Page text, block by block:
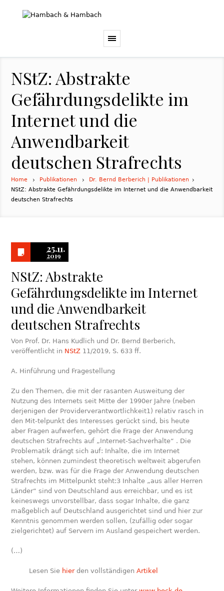
NStZ: Abstrakte
Gefährdungsdelikte im
Internet und die
Anwendbarkeit
deutschen Strafrechts
Home Publikationen
Dr. Bernd Berberich | Publikationen
NStZ: Abstrakte Gefährdungsdelikte im Internet und die Anwendbarkeit
deutschen Strafrechts
25.11.
2019
NStZ: Abstrakte
Gefährdungsdelikte im Internet
und die Anwendbarkeit
deutschen Strafrechts
Von Prof. Dr. Hans Kudlich und Dr. Bernd Berberich,
veröffentlicht in NStZ 11/2019, S. 633 ff.
A. Hinführung und Fragestellung
Zu den Themen, die mit der rasanten Ausweitung der
Nutzung des Internets seit Mitte der 1990er Jahre (neben
derjenigen der Providerverantwortlichkeit1) relativ rasch in
den Mit-telpunkt des Interesses gerückt sind, bis heute
aber Fragen aufwerfen, gehört die Frage der Anwendung
deutschen Strafrechts auf „Internet-Sachverhalte“ . Die
Problematik drängt sich auf: Inhalte, die im Internet
stehen, können zumindest theoretisch weltweit abgerufen
werden, bzw. was für die Frage der Anwendung deutschen
Strafrechts im Mittelpunkt steht:3 Inhalte „aus aller Herren
Länder“ sind von Deutschland aus erreichbar, und es ist
keineswegs unvorstellbar, dass sogar Inhalte, die ganz
maßgeblich auf Deutschland ausgerichtet sind und hier zur
Kenntnis genommen werden sollen, (zufällig oder sogar
zielgerichtet) auf Servern im Ausland gespeichert werden.
(…)
Lesen Sie hierden vollständigenArtikel